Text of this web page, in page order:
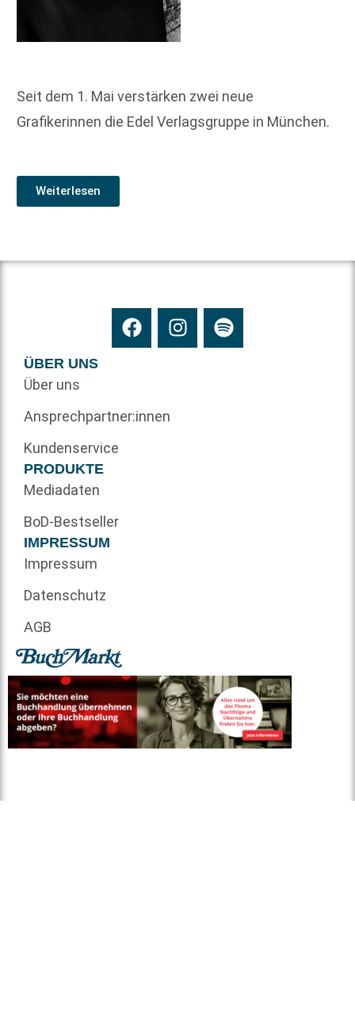
Seit dem 1. Mai verstärken zwei neue
Grafikerinnen die Edel Verlagsgruppe in München.
Weiterlesen
ÜBER UNS
Über uns
Ansprechpartner:innen
Kundenservice
PRODUKTE
Mediadaten
BoD-Bestseller
IMPRESSUM
Impressum
Datenschutz
AGB